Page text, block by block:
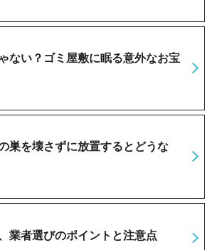
ない？ゴミ屋敷に眠る意外なお宝
巣を壊さずに放置するとどうな
業者選びのポイントと注意点